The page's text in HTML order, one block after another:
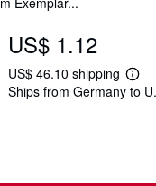
US$ 1.12
US$ 46.10 shipping
L
e
Ships from Germany to